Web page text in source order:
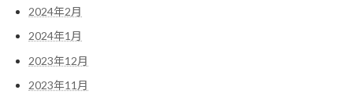
2024年2月
2024年1月
2023年12月
2023年11月